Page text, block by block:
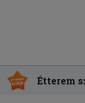
Étterem